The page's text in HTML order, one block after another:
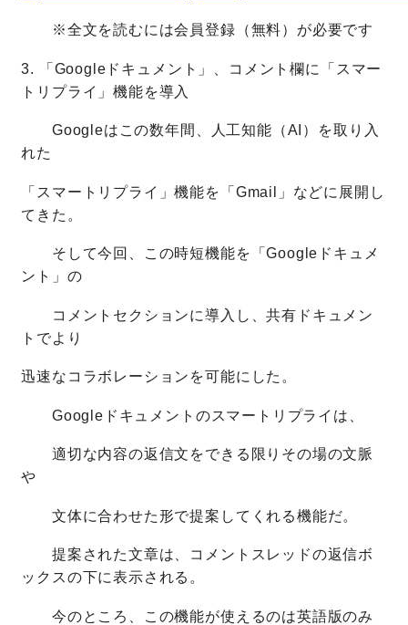
※全文を読むには会員登録（無料）が必要です
3. 「Googleドキュメント」、コメント欄に「スマー
トリプライ」機能を導入
Googleはこの数年間、人工知能（AI）を取り入
れた
「スマートリプライ」機能を「Gmail」などに展開し
てきた。
そして今回、この時短機能を「Googleドキュメ
ント」の
コメントセクションに導入し、共有ドキュメン
トでより
迅速なコラボレーションを可能にした。
Googleドキュメントのスマートリプライは、
適切な内容の返信文をできる限りその場の文脈
や
文体に合わせた形で提案してくれる機能だ。
提案された文章は、コメントスレッドの返信ボ
ックスの下に表示される。
今のところ、この機能が使えるのは英語版のみ